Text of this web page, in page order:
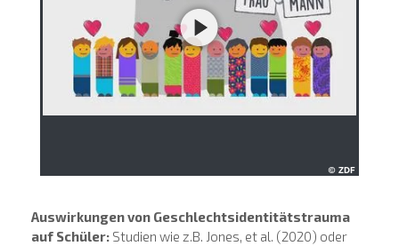
Auswirkungen von Geschlechtsidentitätstrauma
auf Schüler: Studien wie z.B. Jones, et al. (2020) oder